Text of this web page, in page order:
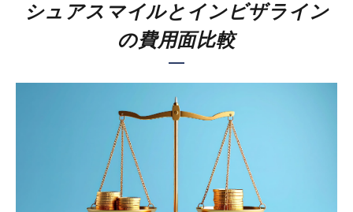
シュアスマイルとインビザライン
の費用面比較